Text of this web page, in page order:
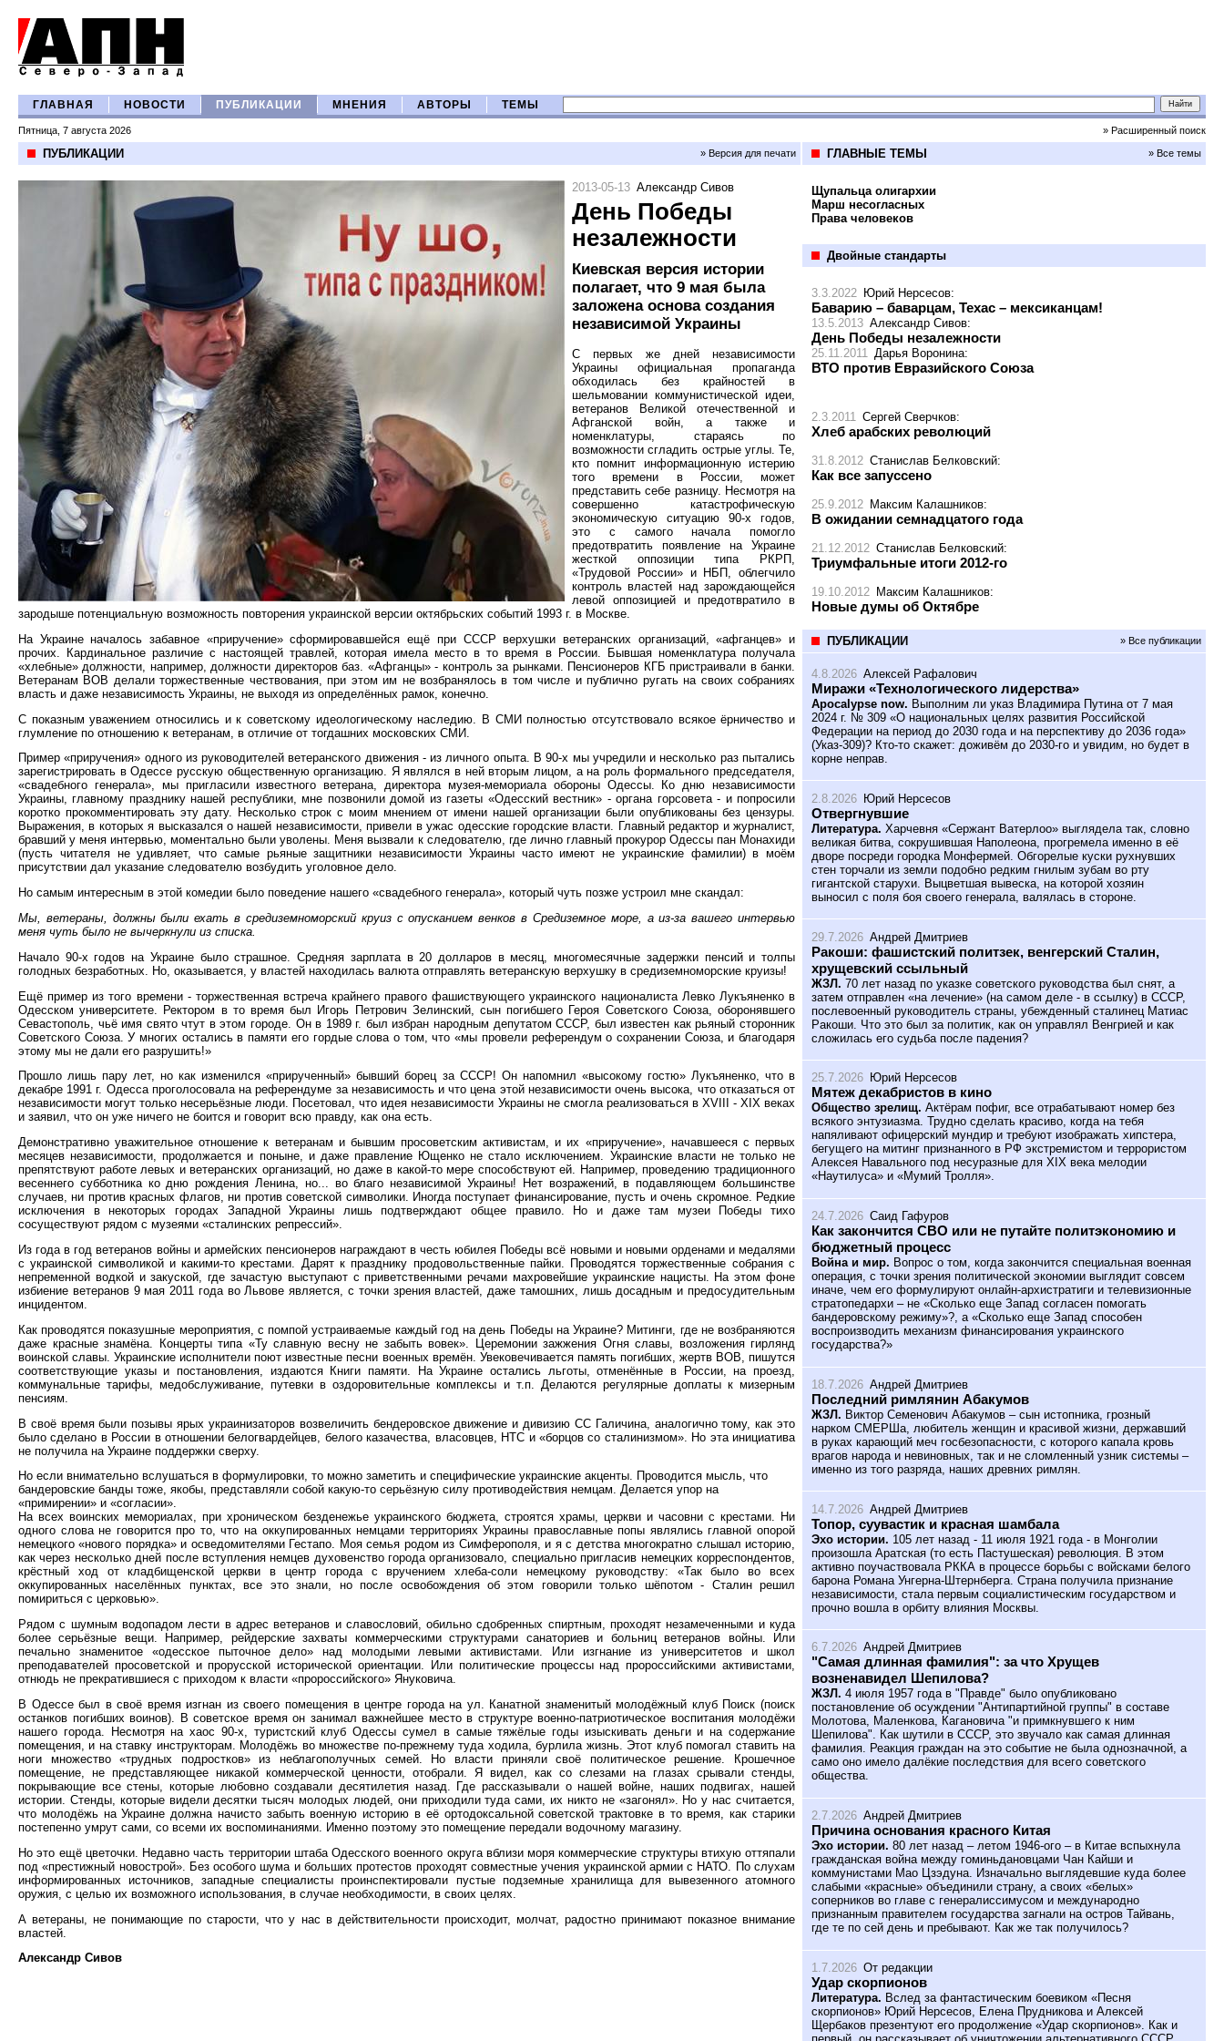
ГЛАВНАЯ НОВОСТИ ПУБЛИКАЦИИ МНЕНИЯ АВТОРЫ ТЕМЫ
Пятница, 7 августа 2026 » Расширенный поиск
ПУБЛИКАЦИИ » Версия для печати
2013-05-13 Александр Сивов
День Победы
незалежности
Киевская версия истории
полагает, что 9 мая была
заложена основа создания
независимой Украины
С первых же дней независимости
Украины официальная пропаганда
обходилась без крайностей в
шельмовании коммунистической идеи,
ветеранов Великой отечественной и
Афганской войн, а также и
номенклатуры, стараясь по
возможности сгладить острые углы. Те,
кто помнит информационную истерию
того времени в России, может
представить себе разницу. Несмотря на
совершенно катастрофическую
экономическую ситуацию 90-х годов,
это с самого начала помогло
предотвратить появление на Украине
жесткой оппозиции типа РКРП,
«Трудовой России» и НБП, облегчило
контроль властей над зарождающейся
левой оппозицией и предотвратило в
зародыше потенциальную возможность повторения украинской версии октябрьских событий 1993 г. в Москве.
На Украине началось забавное «приручение» сформировавшейся ещё при СССР верхушки ветеранских организаций, «афганцев» и
прочих. Кардинальное различие с настоящей травлей, которая имела место в то время в России. Бывшая номенклатура получала
«хлебные» должности, например, должности директоров баз. «Афганцы» - контроль за рынками. Пенсионеров КГБ пристраивали в банки.
Ветеранам ВОВ делали торжественные чествования, при этом им не возбранялось в том числе и публично ругать на своих собраниях
власть и даже независимость Украины, не выходя из определённых рамок, конечно.
С показным уважением относились и к советскому идеологическому наследию. В СМИ полностью отсутствовало всякое ёрничество и
глумление по отношению к ветеранам, в отличие от тогдашних московских СМИ.
Пример «приручения» одного из руководителей ветеранского движения - из личного опыта. В 90-х мы учредили и несколько раз пытались
зарегистрировать в Одессе русскую общественную организацию. Я являлся в ней вторым лицом, а на роль формального председателя,
«свадебного генерала», мы пригласили известного ветерана, директора музея-мемориала обороны Одессы. Ко дню независимости
Украины, главному празднику нашей республики, мне позвонили домой из газеты «Одесский вестник» - органа горсовета - и попросили
коротко прокомментировать эту дату. Несколько строк с моим мнением от имени нашей организации были опубликованы без цензуры.
Выражения, в которых я высказался о нашей независимости, привели в ужас одесские городские власти. Главный редактор и журналист,
бравший у меня интервью, моментально были уволены. Меня вызвали к следователю, где лично главный прокурор Одессы пан Монахиди
(пусть читателя не удивляет, что самые рьяные защитники независимости Украины часто имеют не украинские фамилии) в моём
присутствии дал указание следователю возбудить уголовное дело.
Но самым интересным в этой комедии было поведение нашего «свадебного генерала», который чуть позже устроил мне скандал:
Мы, ветераны, должны были ехать в средиземноморский круиз с опусканием венков в Средиземное море, а из-за вашего интервью
меня чуть было не вычеркнули из списка.
Начало 90-х годов на Украине было страшное. Средняя зарплата в 20 долларов в месяц, многомесячные задержки пенсий и толпы
голодных безработных. Но, оказывается, у властей находилась валюта отправлять ветеранскую верхушку в средиземноморские круизы!
Ещё пример из того времени - торжественная встреча крайнего правого фашиствующего украинского националиста Левко Лукъяненко в
Одесском университете. Ректором в то время был Игорь Петрович Зелинский, сын погибшего Героя Советского Союза, оборонявшего
Севастополь, чьё имя свято чтут в этом городе. Он в 1989 г. был избран народным депутатом СССР, был известен как рьяный сторонник
Советского Союза. У многих остались в памяти его гордые слова о том, что «мы провели референдум о сохранении Союза, и благодаря
этому мы не дали его разрушить!»
Прошло лишь пару лет, но как изменился «прирученный» бывший борец за СССР! Он напомнил «высокому гостю» Лукъяненко, что в
декабре 1991 г. Одесса проголосовала на референдуме за независимость и что цена этой независимости очень высока, что отказаться от
независимости могут только несерьёзные люди. Посетовал, что идея независимости Украины не смогла реализоваться в XVIII - XIX веках
и заявил, что он уже ничего не боится и говорит всю правду, как она есть.
Демонстративно уважительное отношение к ветеранам и бывшим просоветским активистам, и их «приручение», начавшееся с первых
месяцев независимости, продолжается и поныне, и даже правление Ющенко не стало исключением. Украинские власти не только не
препятствуют работе левых и ветеранских организаций, но даже в какой-то мере способствуют ей. Например, проведению традиционного
весеннего субботника ко дню рождения Ленина, но... во благо независимой Украины! Нет возражений, в подавляющем большинстве
случаев, ни против красных флагов, ни против советской символики. Иногда поступает финансирование, пусть и очень скромное. Редкие
исключения в некоторых городах Западной Украины лишь подтверждают общее правило. Но и даже там музеи Победы тихо
сосуществуют рядом с музеями «сталинских репрессий».
Из года в год ветеранов войны и армейских пенсионеров награждают в честь юбилея Победы всё новыми и новыми орденами и медалями
с украинской символикой и какими-то крестами. Дарят к празднику продовольственные пайки. Проводятся торжественные собрания с
непременной водкой и закуской, где зачастую выступают с приветственными речами махровейшие украинские нацисты. На этом фоне
избиение ветеранов 9 мая 2011 года во Львове является, с точки зрения властей, даже тамошних, лишь досадным и предосудительным
инцидентом.
Как проводятся показушные мероприятия, с помпой устраиваемые каждый год на день Победы на Украине? Митинги, где не возбраняются
даже красные знамёна. Концерты типа «Ту славную весну не забыть вовек». Церемонии зажжения Огня славы, возложения гирлянд
воинской славы. Украинские исполнители поют известные песни военных времён. Увековечивается память погибших, жертв ВОВ, пишутся
соответствующие указы и постановления, издаются Книги памяти. На Украине остались льготы, отменённые в России, на проезд,
коммунальные тарифы, медобслуживание, путевки в оздоровительные комплексы и т.п. Делаются регулярные доплаты к мизерным
пенсиям.
В своё время были позывы ярых украинизаторов возвеличить бендеровское движение и дивизию СС Галичина, аналогично тому, как это
было сделано в России в отношении белогвардейцев, белого казачества, власовцев, НТС и «борцов со сталинизмом». Но эта инициатива
не получила на Украине поддержки сверху.
Но если внимательно вслушаться в формулировки, то можно заметить и специфические украинские акценты. Проводится мысль, что
бандеровские банды тоже, якобы, представляли собой какую-то серьёзную силу противодействия немцам. Делается упор на
«примирении» и «согласии».
На всех воинских мемориалах, при хроническом безденежье украинского бюджета, строятся храмы, церкви и часовни с крестами. Ни
одного слова не говорится про то, что на оккупированных немцами территориях Украины православные попы являлись главной опорой
немецкого «нового порядка» и осведомителями Гестапо. Моя семья родом из Симферополя, и я с детства многократно слышал историю,
как через несколько дней после вступления немцев духовенство города организовало, специально пригласив немецких корреспондентов,
крёстный ход от кладбищенской церкви в центр города с вручением хлеба-соли немецкому руководству: «Так было во всех
оккупированных населённых пунктах, все это знали, но после освобождения об этом говорили только шёпотом - Сталин решил
помириться с церковью».
Рядом с шумным водопадом лести в адрес ветеранов и славословий, обильно сдобренных спиртным, проходят незамеченными и куда
более серьёзные вещи. Например, рейдерские захваты коммерческими структурами санаториев и больниц ветеранов войны. Или
печально знаменитое «одесское пыточное дело» над молодыми левыми активистами. Или изгнание из университетов и школ
преподавателей просоветской и прорусской исторической ориентации. Или политические процессы над пророссийскими активистами,
отнюдь не прекратившиеся с приходом к власти «пророссийского» Януковича.
В Одессе был в своё время изгнан из своего помещения в центре города на ул. Канатной знаменитый молодёжный клуб Поиск (поиск
останков погибших воинов). В советское время он занимал важнейшее место в структуре военно-патриотическое воспитания молодёжи
нашего города. Несмотря на хаос 90-х, туристский клуб Одессы сумел в самые тяжёлые годы изыскивать деньги и на содержание
помещения, и на ставку инструкторам. Молодёжь во множестве по-прежнему туда ходила, бурлила жизнь. Этот клуб помогал ставить на
ноги множество «трудных подростков» из неблагополучных семей. Но власти приняли своё политическое решение. Крошечное
помещение, не представляющее никакой коммерческой ценности, отобрали. Я видел, как со слезами на глазах срывали стенды,
покрывающие все стены, которые любовно создавали десятилетия назад. Где рассказывали о нашей войне, наших подвигах, нашей
истории. Стенды, которые видели десятки тысяч молодых людей, они приходили туда сами, их никто не «загонял». Но у нас считается,
что молодёжь на Украине должна начисто забыть военную историю в её ортодоксальной советской трактовке в то время, как старики
постепенно умрут сами, со всеми их воспоминаниями. Именно поэтому это помещение передали водочному магазину.
Но это ещё цветочки. Недавно часть территории штаба Одесского военного округа вблизи моря коммерческие структуры втихую оттяпали
под «престижный новострой». Без особого шума и больших протестов проходят совместные учения украинской армии с НАТО. По слухам
информированных источников, западные специалисты проинспектировали пустые подземные хранилища для вывезенного атомного
оружия, с целью их возможного использования, в случае необходимости, в своих целях.
А ветераны, не понимающие по старости, что у нас в действительности происходит, молчат, радостно принимают показное внимание
властей.
Александр Сивов
ГЛАВНЫЕ ТЕМЫ » Все темы
Щупальца олигархии
Марш несогласных
Права человеков
Двойные стандарты
3.3.2022 Юрий Нерсесов:
Баварию – баварцам, Техас – мексиканцам!
13.5.2013 Александр Сивов:
День Победы незалежности
25.11.2011 Дарья Воронина:
ВТО против Евразийского Союза
2.3.2011 Сергей Сверчков:
Хлеб арабских революций
31.8.2012 Станислав Белковский:
Как все запуссено
25.9.2012 Максим Калашников:
В ожидании семнадцатого года
21.12.2012 Станислав Белковский:
Триумфальные итоги 2012-го
19.10.2012 Максим Калашников:
Новые думы об Октябре
ПУБЛИКАЦИИ » Все публикации
4.8.2026 Алексей Рафалович
Миражи «Технологического лидерства»
Apocalypse now. Выполним ли указ Владимира Путина от 7 мая
2024 г. № 309 «О национальных целях развития Российской
Федерации на период до 2030 года и на перспективу до 2036 года»
(Указ-309)? Кто-то скажет: доживём до 2030-го и увидим, но будет в
корне неправ.
2.8.2026 Юрий Нерсесов
Отвергнувшие
Литература. Харчевня «Сержант Ватерлоо» выглядела так, словно
великая битва, сокрушившая Наполеона, прогремела именно в её
дворе посреди городка Монфермей. Обгорелые куски рухнувших
стен торчали из земли подобно редким гнилым зубам во рту
гигантской старухи. Выцветшая вывеска, на которой хозяин
выносил с поля боя своего генерала, валялась в стороне.
29.7.2026 Андрей Дмитриев
Ракоши: фашистский политзек, венгерский Сталин,
хрущевский ссыльный
ЖЗЛ. 70 лет назад по указке советского руководства был снят, а
затем отправлен «на лечение» (на самом деле - в ссылку) в СССР,
послевоенный руководитель страны, убежденный сталинец Матиас
Ракоши. Что это был за политик, как он управлял Венгрией и как
сложилась его судьба после падения?
25.7.2026 Юрий Нерсесов
Мятеж декабристов в кино
Общество зрелищ. Актёрам пофиг, все отрабатывают номер без
всякого энтузиазма. Трудно сделать красиво, когда на тебя
напяливают офицерский мундир и требуют изображать хипстера,
бегущего на митинг признанного в РФ экстремистом и террористом
Алексея Навального под несуразные для XIX века мелодии
«Наутилуса» и «Мумий Тролля».
24.7.2026 Саид Гафуров
Как закончится СВО или не путайте политэкономию и
бюджетный процесс
Война и мир. Вопрос о том, когда закончится специальная военная
операция, с точки зрения политической экономии выглядит совсем
иначе, чем его формулируют онлайн-архистратиги и телевизионные
стратопедархи – не «Сколько еще Запад согласен помогать
бандеровскому режиму»?, а «Сколько еще Запад способен
воспроизводить механизм финансирования украинского
государства?»
18.7.2026 Андрей Дмитриев
Последний римлянин Абакумов
ЖЗЛ. Виктор Семенович Абакумов – сын истопника, грозный
нарком СМЕРШа, любитель женщин и красивой жизни, державший
в руках карающий меч госбезопасности, с которого капала кровь
врагов народа и невиновных, так и не сломленный узник системы –
именно из того разряда, наших древних римлян.
14.7.2026 Андрей Дмитриев
Топор, суувастик и красная шамбала
Эхо истории. 105 лет назад - 11 июля 1921 года - в Монголии
произошла Аратская (то есть Пастушеская) революция. В этом
активно поучаствовала РККА в процессе борьбы с войсками белого
барона Романа Унгерна-Штернберга. Страна получила признание
независимости, стала первым социалистическим государством и
прочно вошла в орбиту влияния Москвы.
6.7.2026 Андрей Дмитриев
"Самая длинная фамилия": за что Хрущев
возненавидел Шепилова?
ЖЗЛ. 4 июля 1957 года в "Правде" было опубликовано
постановление об осуждении "Антипартийной группы" в составе
Молотова, Маленкова, Кагановича "и примкнувшего к ним
Шепилова". Как шутили в СССР, это звучало как самая длинная
фамилия. Реакция граждан на это событие не была однозначной, а
само оно имело далёкие последствия для всего советского
общества.
2.7.2026 Андрей Дмитриев
Причина основания красного Китая
Эхо истории. 80 лет назад – летом 1946-ого – в Китае вспыхнула
гражданская война между гоминьдановцами Чан Кайши и
коммунистами Мао Цзэдуна. Изначально выглядевшие куда более
слабыми «красные» объединили страну, а своих «белых»
соперников во главе с генералиссимусом и международно
признанным правителем государства загнали на остров Тайвань,
где те по сей день и пребывают. Как же так получилось?
1.7.2026 От редакции
Удар скорпионов
Литература. Вслед за фантастическим боевиком «Песня
скорпионов» Юрий Нерсесов, Елена Прудникова и Алексей
Щербаков презентуют его продолжение «Удар скорпионов». Как и